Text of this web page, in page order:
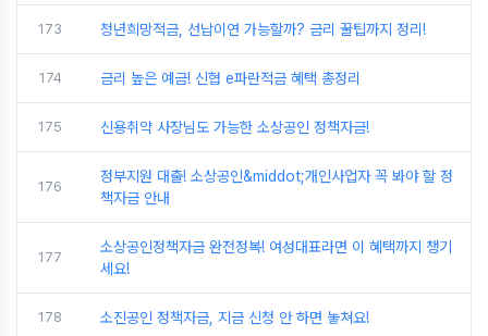
173 청년희망적금, 선납이연 가능할까? 금리 꿀팁까지 정리!
174 금리 높은 예금! 신협 e파란적금 혜택 총정리
175 신용취약 사장님도 가능한 소상공인 정책자금!
176
정부지원 대출! 소상공인&middot;개인사업자 꼭 봐야 할 정
책자금 안내
177
소상공인정책자금 완전정복! 여성대표라면 이 혜택까지 챙기
세요!
178 소진공인 정책자금, 지금 신청 안 하면 놓쳐요!